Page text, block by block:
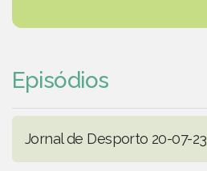
Episódios
Jornal de Desporto 20-07-23